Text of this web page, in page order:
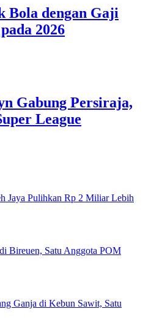
Bola dengan Gaji
2026
Gabung Persiraja,
League
Jaya Pulihkan Rp 2 Miliar Lebih
Bireuen, Satu Anggota POM
Ganja di Kebun Sawit, Satu